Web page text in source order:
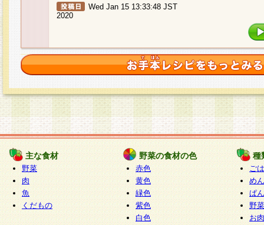
Wed Jan 15 13:33:48 JST
2020
主な食材
野菜
肉
魚
くだもの
野菜の食材の色
赤色
黄色
緑色
紫色
白色
種
ご
めん
ぱん
野
お